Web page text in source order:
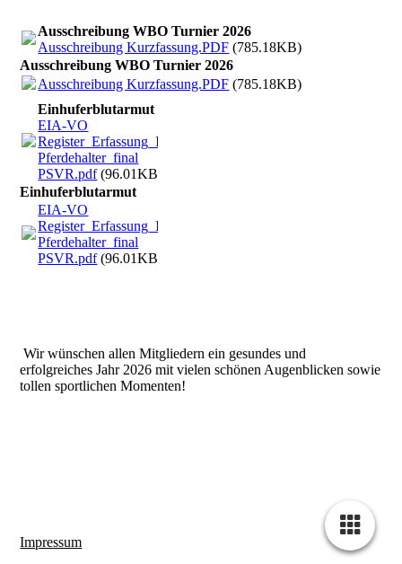
Ausschreibung WBO Turnier 2026
Ausschreibung Kurzfassung.PDF (785.18KB)
Ausschreibung WBO Turnier 2026
Ausschreibung Kurzfassung.PDF (785.18KB)
Einhuferblutarmut
EIA-VO
Register_Erfassung_Informationen
Pferdehalter_final
PSVR.pdf(96.01KB)
Einhuferblutarmut
EIA-VO
Register_Erfassung_Informationen
Pferdehalter_final
PSVR.pdf(96.01KB)
Wir wünschen allen Mitgliedern ein gesundes und
erfolgreiches Jahr 2026 mit vielen schönen Augenblicken sowie
tollen sportlichen Momenten!
Impressum